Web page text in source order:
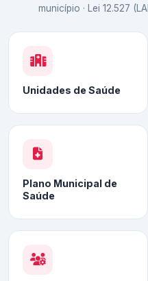
município · Lei 12.527
Unidades de Saúde
Plano Municipal de
Saúde